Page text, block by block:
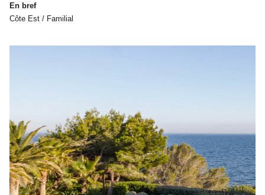
En bref
Côte Est / Familial